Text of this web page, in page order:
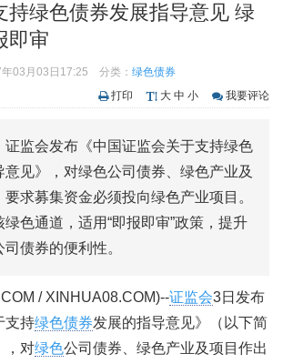
持绿色债券发展指导意见 绿
即审
03月03日17:25 分类： 绿色债券
打印
大 中 小 我要评论
证监会发布《中国证监会关于支持绿色
见》，对绿色公司债券、绿色产业及
求募集资金必须投向绿色产业项目。
色通道，适用“即报即审”政策，提升
债券的便利性。
/ XINHUA08.COM)--证监会3日发布
支持绿色债券发展的指导意见》（以下简
，对绿色公司债券、绿色产业及项目作出